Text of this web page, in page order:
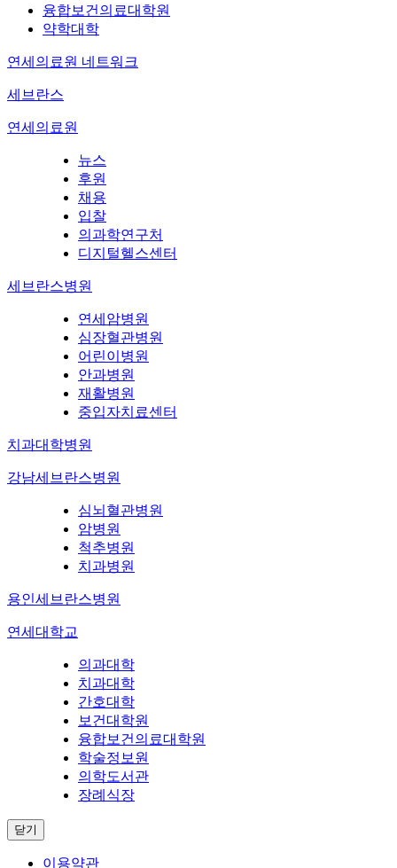
융합보건의료대학원
약학대학
연세의료원 네트워크
세브란스
연세의료원
뉴스
후원
채용
입찰
의과학연구처
디지털헬스센터
세브란스병원
연세암병원
심장혈관병원
어린이병원
안과병원
재활병원
중입자치료센터
치과대학병원
강남세브란스병원
심뇌혈관병원
암병원
척추병원
치과병원
용인세브란스병원
연세대학교
의과대학
치과대학
간호대학
보건대학원
융합보건의료대학원
학술정보원
의학도서관
장례식장
닫기
이용약관